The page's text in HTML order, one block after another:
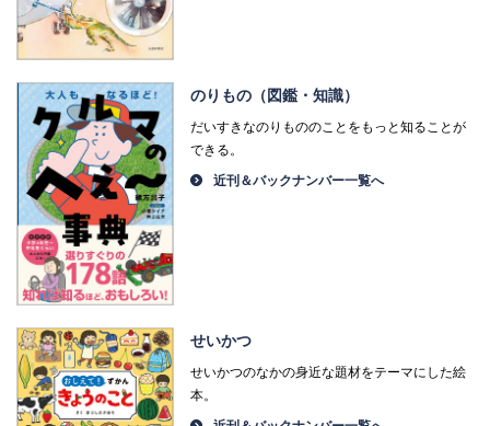
のりもの（図鑑・知識）
だいすきなのりもののことをもっと知ることが
できる。
近刊＆バックナンバー一覧へ
せいかつ
せいかつのなかの身近な題材をテーマにした絵
本。